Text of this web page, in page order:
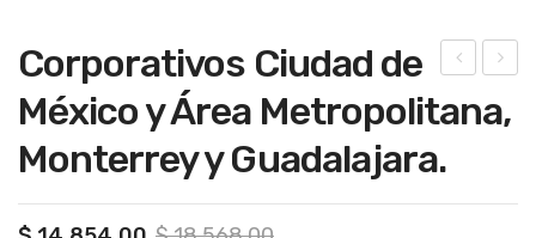
ona
esa
Corporativos Ciudad de
México y Área Metropolitana,
Monterrey y Guadalajara.